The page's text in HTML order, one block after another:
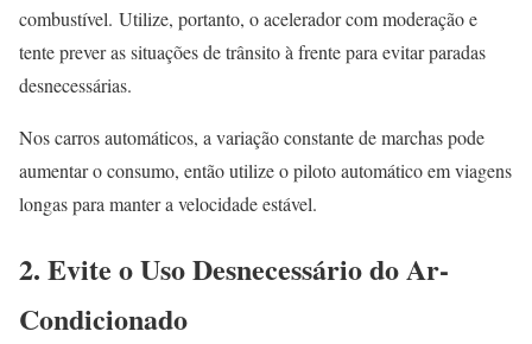
combustível. Utilize, portanto, o acelerador com moderação e
tente prever as situações de trânsito à frente para evitar paradas
desnecessárias.
Nos carros automáticos, a variação constante de marchas pode
aumentar o consumo, então utilize o piloto automático em viagens
longas para manter a velocidade estável.
2. Evite o Uso Desnecessário do Ar-
Condicionado